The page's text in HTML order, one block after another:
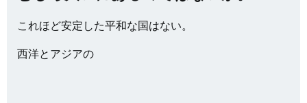
これほど安定した平和な国はない。
西洋とアジアの